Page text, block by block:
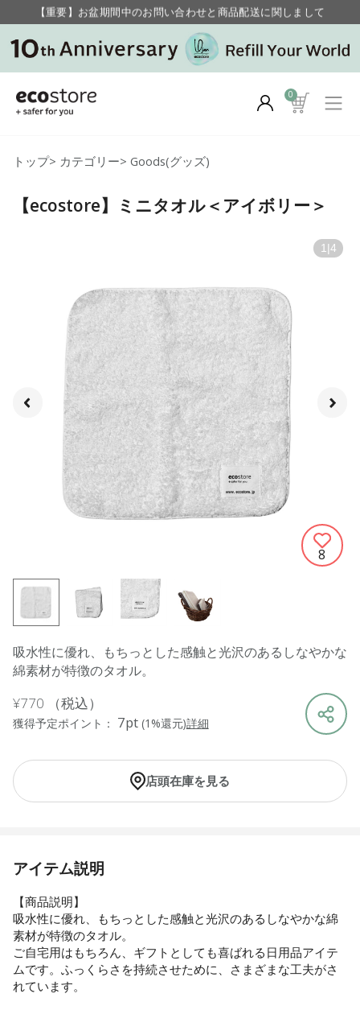
【重要】お盆期間中のお問い合わせと商品配送に関しまして
毎月お得にポイントが貯まる！ “月のポイントアップデー”
0
トップ> カテゴリー> Goods(グッズ)
【ecostore】ミニタオル＜アイボリー＞
1 |4
8
吸水性に優れ、もちっとした感触と光沢のあるしなやかな
綿素材が特徴のタオル。
¥770 （税込）
獲得予定ポイント： 7pt (1%還元)詳細
店頭在庫を見る
アイテム説明
【商品説明】
吸水性に優れ、もちっとした感触と光沢のあるしなやかな綿
素材が特徴のタオル。
ご自宅用はもちろん、ギフトとしても喜ばれる日用品アイテ
ムです。ふっくらさを持続させために、さまざまな工夫がさ
れています。